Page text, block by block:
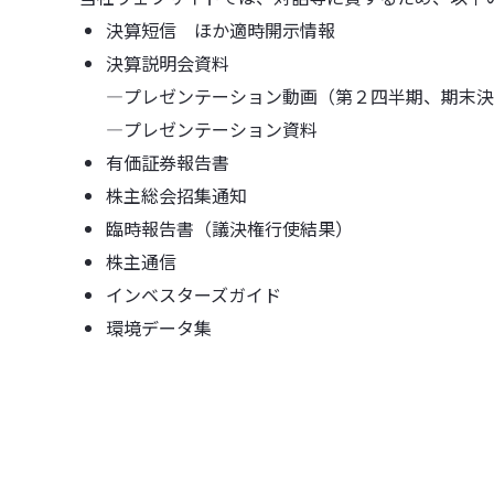
決算短信 ほか適時開示情報
決算説明会資料
―プレゼンテーション動画（第２四半期、期末
―プレゼンテーション資料
有価証券報告書
株主総会招集通知
臨時報告書（議決権行使結果）
株主通信
インベスターズガイド
環境データ集